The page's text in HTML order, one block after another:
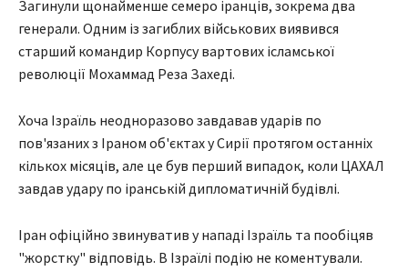
Загинули щонайменше семеро іранців, зокрема два
генерали. Одним із загиблих військових виявився
старший командир Корпусу вартових ісламської
революції Мохаммад Реза Захеді.
Хоча Ізраїль неодноразово завдавав ударів по
пов'язаних з Іраном об'єктах у Сирії протягом останніх
кількох місяців, але це був перший випадок, коли ЦАХАЛ
завдав удару по іранській дипломатичній будівлі.
Іран офіційно звинуватив у нападі Ізраїль та пообіцяв
"жорстку" відповідь. В Ізраїлі подію не коментували.